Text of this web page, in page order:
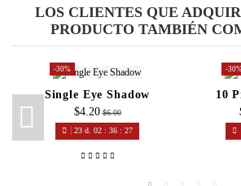
LOS CLIENTES QUE
PRODUCTO TAMBIÉN
-30%
Single Eye Shadow
$4.20 $6.00
23 d. 02 :36 :27
-
10